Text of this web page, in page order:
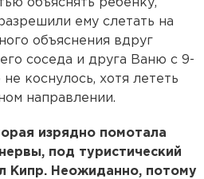
объяснять ребенку,
ему слетать на
объяснения вдруг
соседа и друга Ваню с 9-
коснулось, хотя лететь
направлении.
изрядно помотала
под туристический
Кипр. Неожиданно, потому